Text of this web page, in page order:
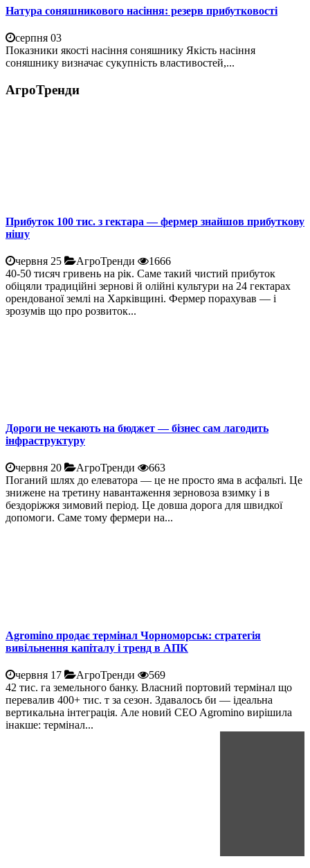
Натура соняшникового насіння: резерв прибутковості
серпня 03
Показники якості насіння соняшнику Якість насіння
соняшнику визначає сукупність властивостей,...
АгроТренди
Прибуток 100 тис. з гектара — фермер знайшов прибуткову
нішу
червня 25 АгроТренди
1666
40-50 тисяч гривень на рік. Саме такий чистий прибуток
обіцяли традиційні зернові й олійні культури на 24 гектарах
орендованої землі на Харківщині. Фермер порахував — і
зрозумів що про розвиток...
Дороги не чекають на бюджет — бізнес сам лагодить
інфраструктуру
червня 20 АгроТренди
663
Поганий шлях до елеватора — це не просто яма в асфальті. Це
знижене на третину навантаження зерновоза взимку і в
бездоріжжя зимовий період. Це довша дорога для швидкої
допомоги. Саме тому фермери на...
Agromino продає термінал Чорноморськ: стратегія
вивільнення капіталу і тренд в АПК
червня 17 АгроТренди
569
42 тис. га земельного банку. Власний портовий термінал що
перевалив 400+ тис. т за сезон. Здавалось би — ідеальна
вертикальна інтеграція. Але новий CEO Agromino вирішила
інакше: термінал...